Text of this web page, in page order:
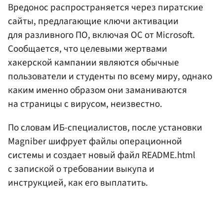
Вредонос распространяется через пиратские
сайты, предлагающие ключи активации
для разливного ПО, включая ОС от Microsoft.
Сообщается, что целевыми жертвами
хакерской кампании являются обычные
пользователи и студенты по всему миру, однако
каким именно образом они заманиваются
на страницы с вирусом, неизвестно.
По словам ИБ-специалистов, после установки
Magniber шифрует файлы операционной
системы и создает новый файл README.html
с запиской о требовании выкупа и
инструкцией, как его выплатить.